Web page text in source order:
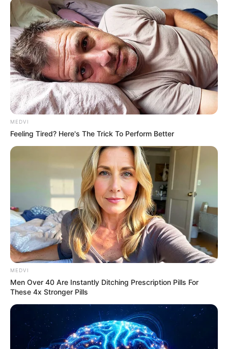
Shocking Turn Of Event: Actors Who Pursued
Controversial Careers
BRAINBERRIES
Remember The Justin Timberlake Moment That
Defined The 2000s?
BRAINBERRIES
MEDVI
Feeling Tired? Here's The Trick To Perform Better
MEDVI
Men Over 40 Are Instantly Ditching Prescription Pills For
These 4x Stronger Pills